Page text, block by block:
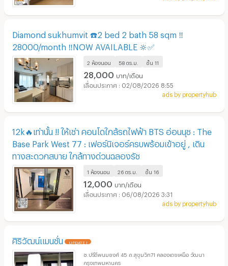
Diamond sukhumvit ☎️2 bed 2 bath 58 sqm ‼️
28000/month ‼️NOW AVAILABLE 🔆✅
2 ห้องนอน 58 ตร.ม. ชั้น 11
28,000 บาท/เดือน
02/08/2026 8:55
ads by propertyhub
12k🔥เท่านั้น !! ให้เช่า คอนโดใกล้รถไฟฟ้า BTS อ่อนนุช : The
Base Park West 77 : เฟอร์นิเจอร์ครบพร้อมเข้าอยู่ , เดิน
ทางสะดวกสบาย ใกล้ทางด่วนฉลองรัช
1 ห้องนอน 26 ตร.ม. ชั้น 16
12,000 บาท/เดือน
06/08/2026 3:31
ads by propertyhub
ศิริวัฒน์แมนชั่น UPDATE !
ซ.ปรีดีพนมยงศ์ 45 ถ.สุขุมวิท71 คลองเตยเหนือ วัฒนา
กรุงเทพมหานคร